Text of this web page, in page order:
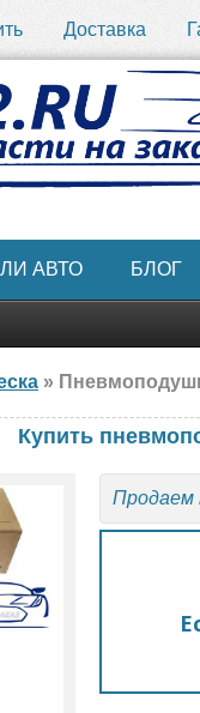
Доставка
АВТО БЛОГ
»
Купить
Продаем